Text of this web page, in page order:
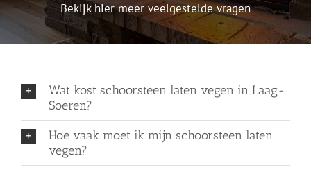
Bekijk hier meer veelgestelde vragen
Wat kost schoorsteen laten vegen in Laag-
Soeren?
Hoe vaak moet ik mijn schoorsteen laten
vegen?